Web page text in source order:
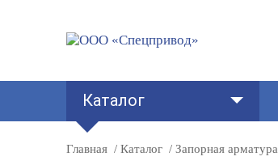
Каталог
Главная Каталог Запорная арматура